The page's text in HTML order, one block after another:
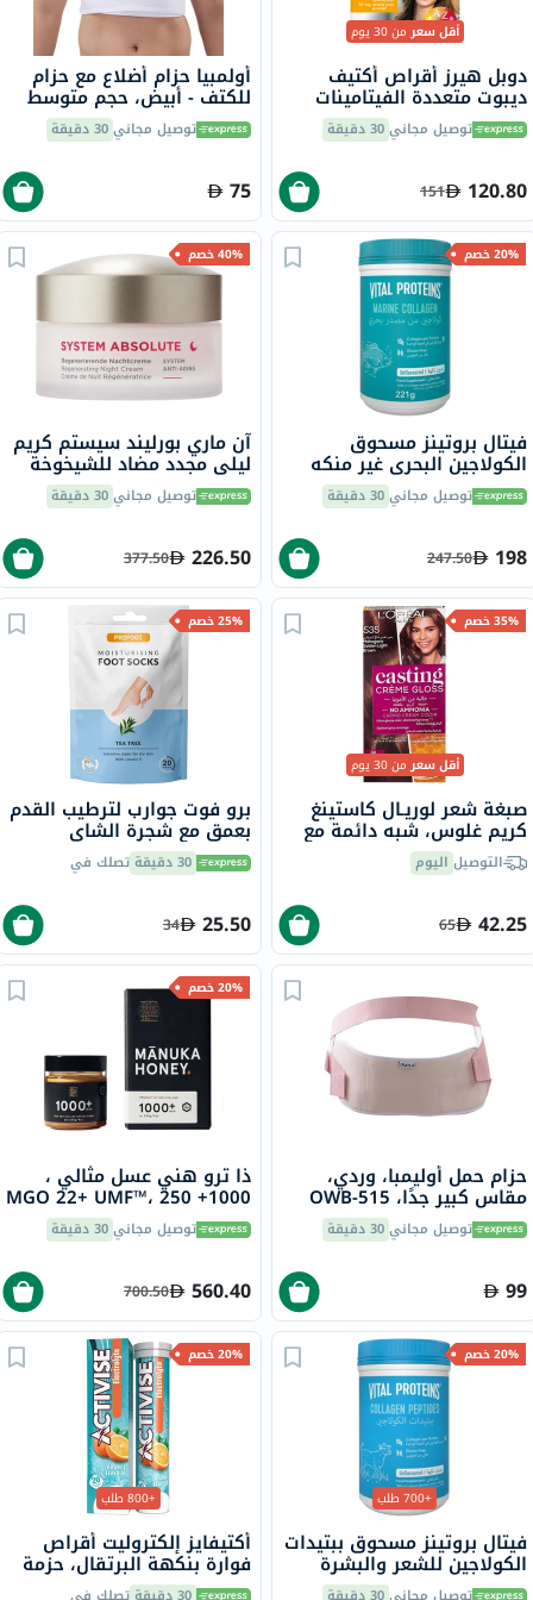
أقل سعرمن 30 يوم
دوبل هيرز أقراص أكتيف
ديبوت متعددة الفيتامينات
قرص توصيل مجاني30 دقيقة
120.80
151
أولمبيا حزام أضلاع مع حزام
للكتف - أبيض، حجم متوسط
OEB-516توصيل مجاني30 دقيقة
75
20% خصم
فيتال بروتينز مسحوق
الكولاجين البحري غير منكه
جرام توصيل مجاني30 دقيقة
198
247.50
40% خصم
آن ماري بورليند سيستم كريم
ليلي مجدد مضاد للشيخوخة
50 مل توصيل مجاني30 دقيقة
226.50
377.50
35% خصم
أقل سعرمن 30 يوم
صبغة شعر لوريـال كاستينغ
كريم غلوس، شبه دائمة مع
بلسم، بدرجة 535 شوكولا
التوصيل اليوم
42.25
65
25% خصم
برو فوت جوارب لترطيب القدم
بعمق مع شجرة الشاي
وفيتامين E لإصلاح البشرة
الجافة،حزمه من زوج واحد
30 دقيقة تصلك في
25.50
34
حزام حمل أوليمبا، وردي،
مقاس كبير جدًا، OWB-515
توصيل مجاني30 دقيقة
99
20% خصم
ذا ترو هني عسل مثالي ،
1000+ MGO 22+ UMF™، 250
جرام توصيل مجاني30 دقيقة
560.40
700.50
20% خصم
+700 طلب
فيتال بروتينز مسحوق ببتيدات
الكولاجين للشعر والبشرة
والأظافر 284 جرام
20% خصم
+800 طلب
أكتيفايز إلكتروليت أقراص
فوارة بنكهة البرتقال، حزمة
من 20